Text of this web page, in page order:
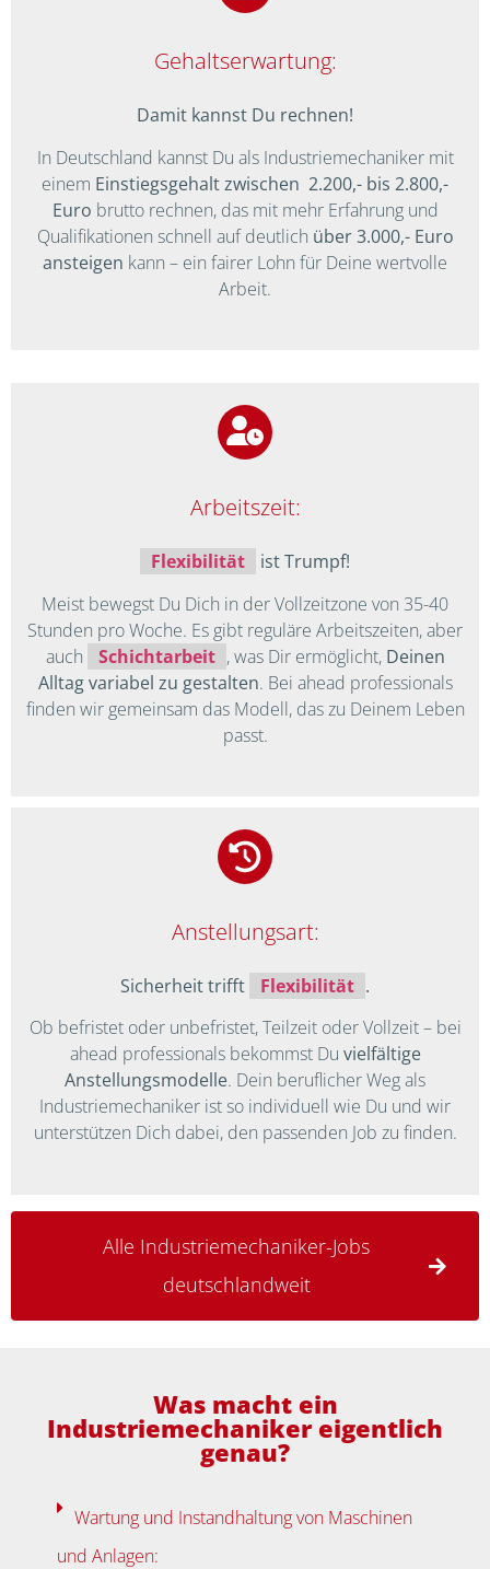
Gehaltserwartung:
Damit kannst Du rechnen!
In Deutschland kannst Du als Industriemechaniker mit
einem Einstiegsgehalt zwischen 2.200,- bis 2.800,-
Euro brutto rechnen, das mit mehr Erfahrung und
Qualifikationen schnell auf deutlich über 3.000,- Euro
ansteigen kann – ein fairer Lohn für Deine wertvolle
Arbeit.
Arbeitszeit:
Flexibilität
ist Trumpf!
Meist bewegst Du Dich in der Vollzeitzone von 35-40
Stunden pro Woche. Es gibt reguläre Arbeitszeiten, aber
auch
Schichtarbeit , was Dir ermöglicht, Deinen
Alltag variabel zu gestalten. Bei ahead professionals
finden wir gemeinsam das Modell, das zu Deinem Leben
passt.
Anstellungsart:
Sicherheit trifft Flexibilität .
Ob befristet oder unbefristet, Teilzeit oder Vollzeit – bei
ahead professionals bekommst Du vielfältige
Anstellungsmodelle. Dein beruflicher Weg als
Industriemechaniker ist so individuell wie Du und wir
unterstützen Dich dabei, den passenden Job zu finden.
Alle Industriemechaniker-Jobs
deutschlandweit
Was macht ein
Industriemechaniker eigentlich
genau?
Wartung und Instandhaltung von Maschinen
und Anlagen: